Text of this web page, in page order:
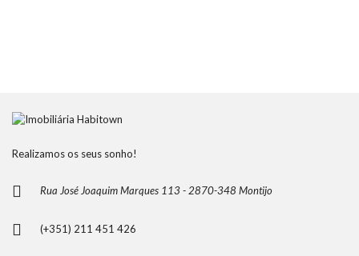
Realizamos os seus sonho!
Rua José Joaquim Marques 113 - 2870-348 Montijo
(+351) 211 451 426